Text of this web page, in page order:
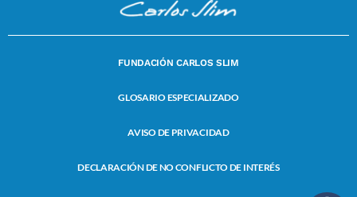
FUNDACIÓN CARLOS SLIM
GLOSARIO ESPECIALIZADO
AVISO DE PRIVACIDAD
DECLARACIÓN DE NO CONFLICTO DE INTERÉS